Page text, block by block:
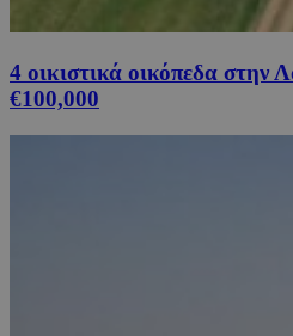
4 οικιστικά οικόπεδα στην
€100,000